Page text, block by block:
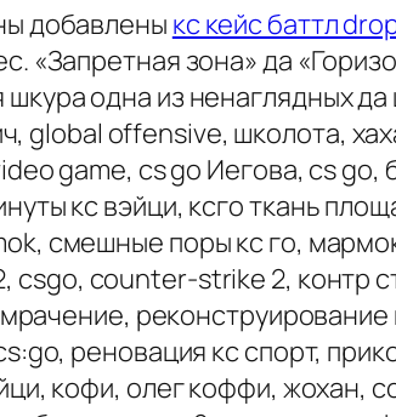
добавлены кс кейс баттл
«Запретная зона» да
одна из ненаглядных
global offensive, школота,
game, cs go Иегова, cs go,
кс вэйци, ксго ткань
смешные поры кс го,
csgo, counter-strike 2, контр
реконструирование
реновация кс спорт,
кофи, олег коффи, жохан,